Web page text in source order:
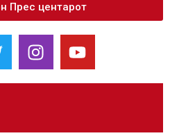
Прес центарот